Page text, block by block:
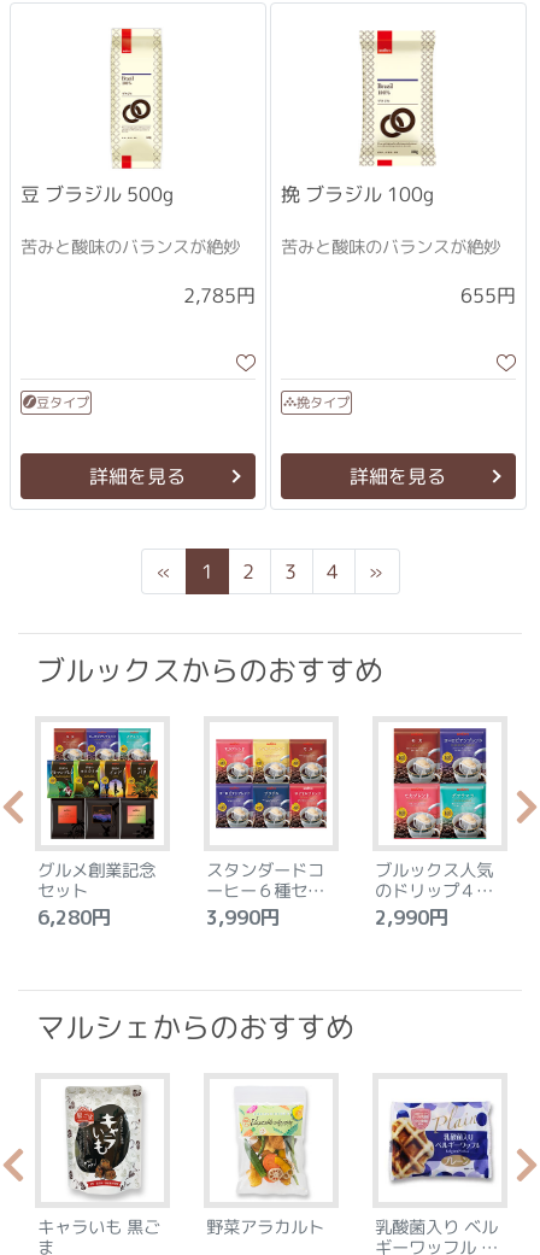
豆 ブラジル 500g
苦みと酸味のバランスが絶妙
2,785円
豆タイプ
詳細を見る
挽 ブラジル 100g
苦みと酸味のバランスが絶妙
655円
挽タイプ
詳細を見る
« Previous
1 2 3 4 »
ブルックスからのおすすめ
グルメ創業記念
セット
6,280円
スタンダードコ
ーヒー６種セッ
ト
3,990円
ブルックス人気
のドリップ４種
セット
2,990円
マルシェからのおすすめ
キャラいも 黒ご
ま
野菜アラカルト
乳酸菌入り ベル
ギーワッフル プ